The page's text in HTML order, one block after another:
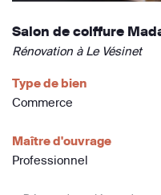
Salon de coiffure
Rénovation à Le Vésinet
Type de bien
Commerce
Maître d'ouvrage
Professionnel